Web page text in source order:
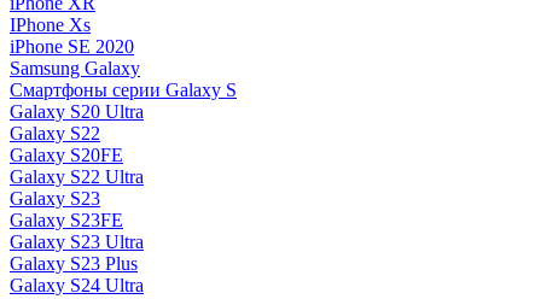
IPhone Xs
iPhone SE 2020
Samsung Galaxy
Смартфоны серии Galaxy S
Galaxy S20 Ultra
Galaxy S22
Galaxy S20FE
Galaxy S22 Ultra
Galaxy S23
Galaxy S23FE
Galaxy S23 Ultra
Galaxy S23 Plus
Galaxy S24 Ultra